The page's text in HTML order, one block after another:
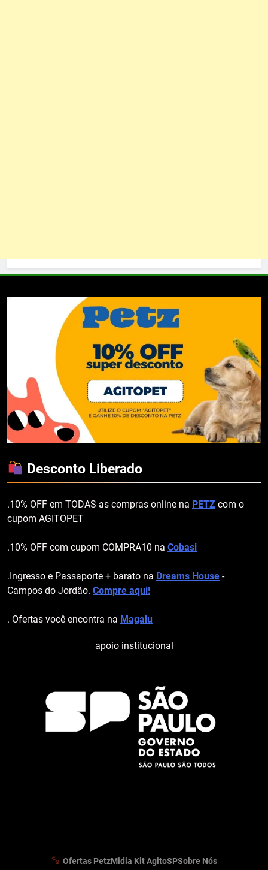
Desconto Liberado
.10% OFF em TODAS as compras online na PETZ com o
cupom AGITOPET
.10% OFF com cupom COMPRA10 na Cobasi
.Ingresso e Passaporte + barato na Dreams House -
Campos do Jordão. Compre aqui!
. Ofertas você encontra na Magalu
apoio institucional
Ofertas PetzMidia Kit AgitoSPSobre Nós